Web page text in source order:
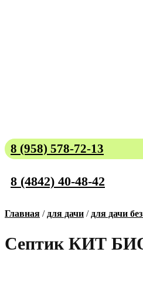
8 (958) 578-72-13
8 (4842) 40-48-42
Главная / для дачи / для дачи
Септик КИТ